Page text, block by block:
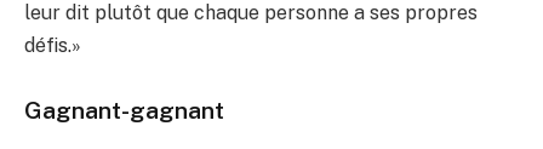
leur dit plutôt que chaque personne a ses propres
défis.»
Gagnant-gagnant